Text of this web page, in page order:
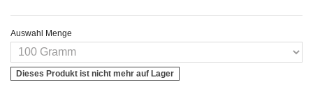
Auswahl Menge
Dieses Produkt ist nicht mehr auf Lager